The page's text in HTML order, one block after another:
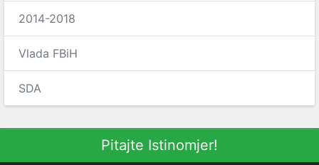
2014-2018
Vlada FBiH
SDA
Pitajte Istinomjer!